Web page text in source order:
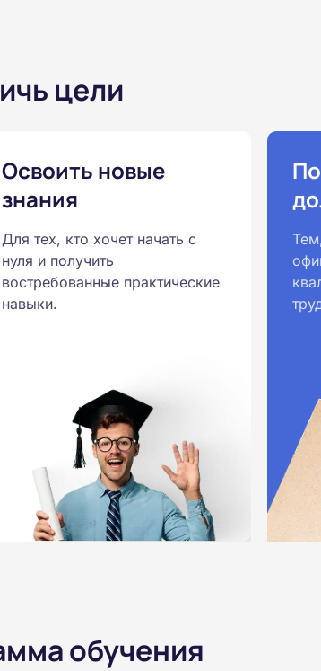
цели
Освоить новые
знания
Для тех, кто хочет начать с
нуля и получить
востребованные практические
навыки.
обучения